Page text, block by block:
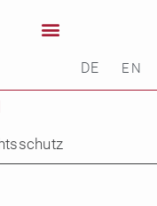
DE EN